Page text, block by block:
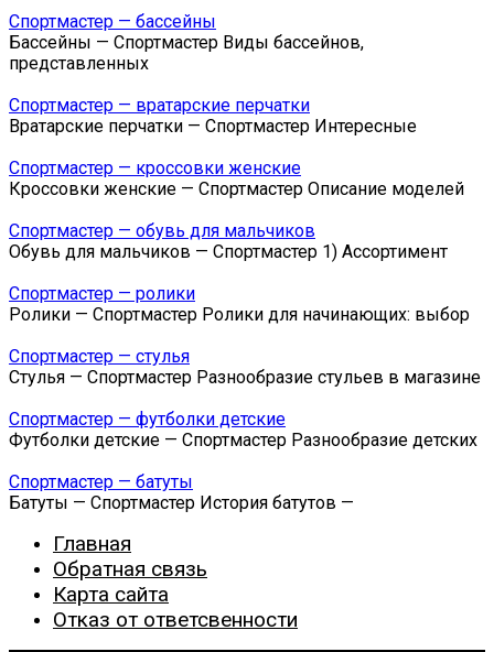
Спортмастер — бассейны
Бассейны — Спортмастер Виды бассейнов,
представленных
Спортмастер — вратарские перчатки
Вратарские перчатки — Спортмастер Интересные
Спортмастер — кроссовки женские
Кроссовки женские — Спортмастер Описание моделей
Спортмастер — обувь для мальчиков
Обувь для мальчиков — Спортмастер 1) Ассортимент
Спортмастер — ролики
Ролики — Спортмастер Ролики для начинающих: выбор
Спортмастер — стулья
Стулья — Спортмастер Разнообразие стульев в магазине
Спортмастер — футболки детские
Футболки детские — Спортмастер Разнообразие детских
Спортмастер — батуты
Батуты — Спортмастер История батутов —
Главная
Обратная связь
Карта сайта
Отказ от ответсвенности